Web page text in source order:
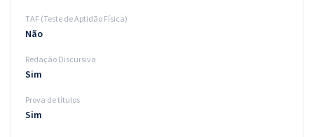
TAF (Teste de Aptidão Física)
Não
Redação Discursiva
Sim
Prova de títulos
Sim